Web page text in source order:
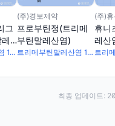
그
트리메부틴말레산염 100mg
(주)경보제약
프로부틴정(트리메
부틴말레산염)
트리메부틴말레산염 100mg
(주)
휴니
레산
최종 업데이트: